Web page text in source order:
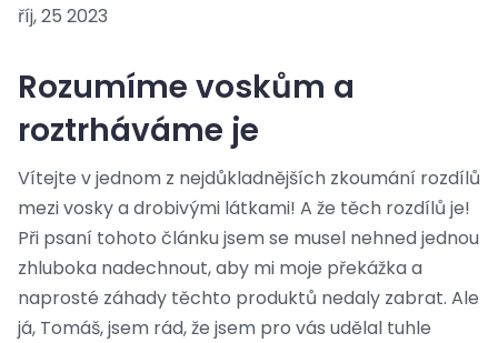
říj, 25 2023
Rozumíme voskům a
roztrháváme je
Vítejte v jednom z nejdůkladnějších zkoumání rozdílů
mezi vosky a drobivými látkami! A že těch rozdílů je!
Při psaní tohoto článku jsem se musel nehned jednou
zhluboka nadechnout, aby mi moje překážka a
naprosté záhady těchto produktů nedaly zabrat. Ale
já, Tomáš, jsem rád, že jsem pro vás udělal tuhle